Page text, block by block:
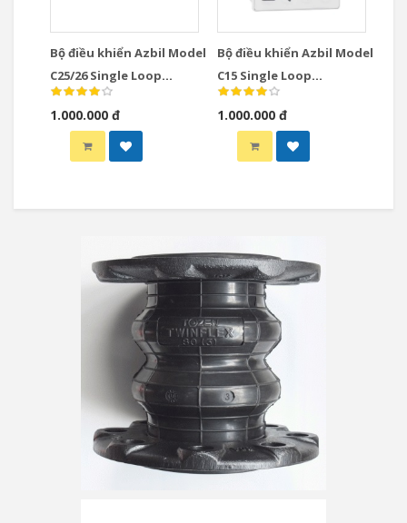
Bộ điều khiển Azbil Model
C25/26 Single Loop
Controllers
1.000.000 đ
Bộ điều khiển Azbil Model
C15 Single Loop
Controllers
1.000.000 đ